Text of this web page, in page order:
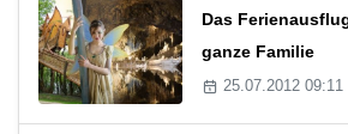
Das
ganze Familie
25.07.2012 09:11